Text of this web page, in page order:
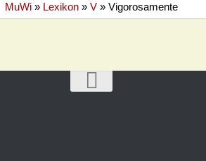
MuWi » Lexikon » V » Vigorosamente